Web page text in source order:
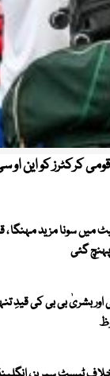
گئی
اور بشریٰ بی بی کی قیدِ